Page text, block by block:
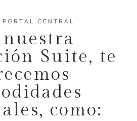
PORTAL CENTRAL
Suite, te
como: